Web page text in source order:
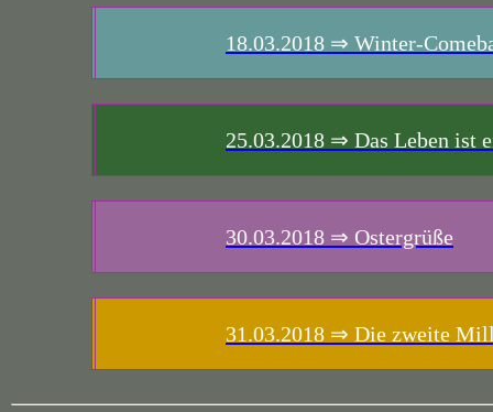
18.03.2018 ⇒ Winter-
25.03.2018 ⇒ Das Leben ist
30.03.2018 ⇒ Ostergrüße
31.03.2018 ⇒ Die zweite